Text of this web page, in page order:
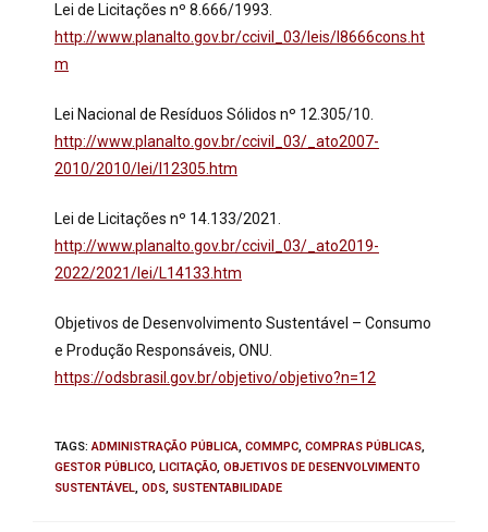
Lei de Licitações nº 8.666/1993.
http://www.planalto.gov.br/ccivil_03/leis/l8666cons.ht
m
Lei Nacional de Resíduos Sólidos nº 12.305/10.
http://www.planalto.gov.br/ccivil_03/_ato2007-
2010/2010/lei/l12305.htm
Lei de Licitações nº 14.133/2021.
http://www.planalto.gov.br/ccivil_03/_ato2019-
2022/2021/lei/L14133.htm
Objetivos de Desenvolvimento Sustentável – Consumo
e Produção Responsáveis, ONU.
https://odsbrasil.gov.br/objetivo/objetivo?n=12
TAGS:ADMINISTRAÇÃO PÚBLICA, COMMPC, COMPRAS PÚBLICAS,
GESTOR PÚBLICO, LICITAÇÃO, OBJETIVOS DE DESENVOLVIMENTO
SUSTENTÁVEL, ODS, SUSTENTABILIDADE